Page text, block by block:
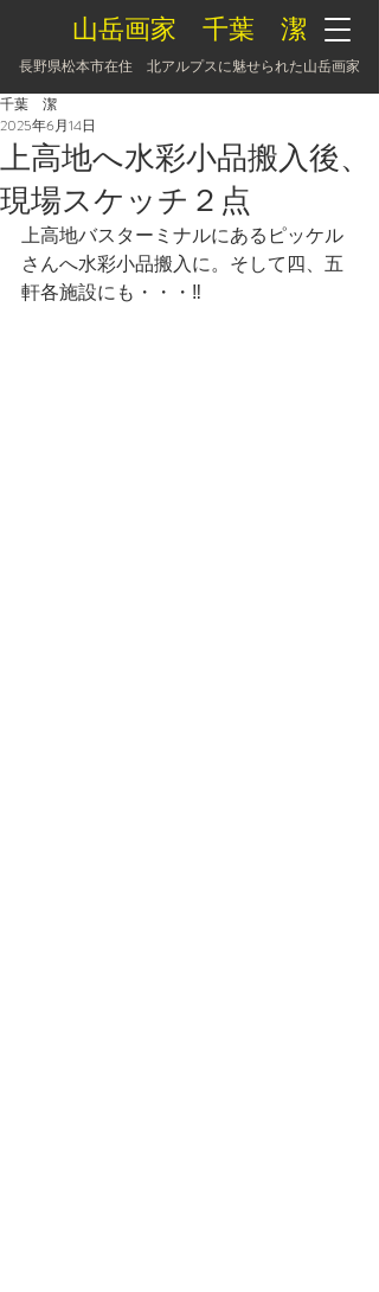
山岳画家 千葉 潔
長野県松本市在住 北アルプスに魅せられた山岳画家
上高地へ水彩小品搬入後、
現場スケッチ２点
千葉 潔
2025年6月14日
上高地バスターミナルにあるピッケル
さんへ水彩小品搬入に。そして四、五
軒各施設にも・・・‼️